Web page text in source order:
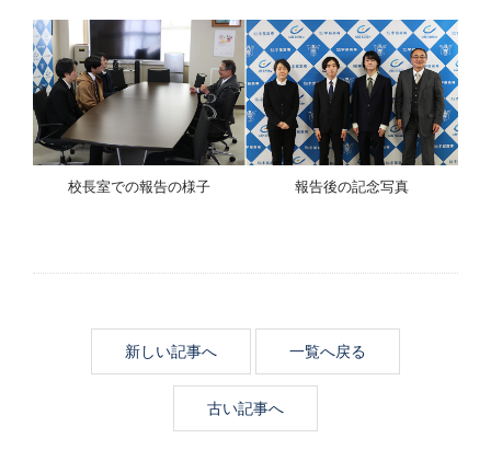
校長室での報告の様子 報告後の記念写真
新しい記事へ 一覧へ戻る
古い記事へ